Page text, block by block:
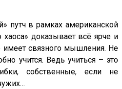
путч в рамках американской
хаоса» доказывает всё ярче и
связного мышления. Не
учится. Ведь учиться – это
собственные, если не